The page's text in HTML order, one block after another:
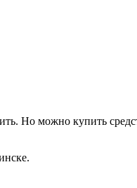
Но можно купить